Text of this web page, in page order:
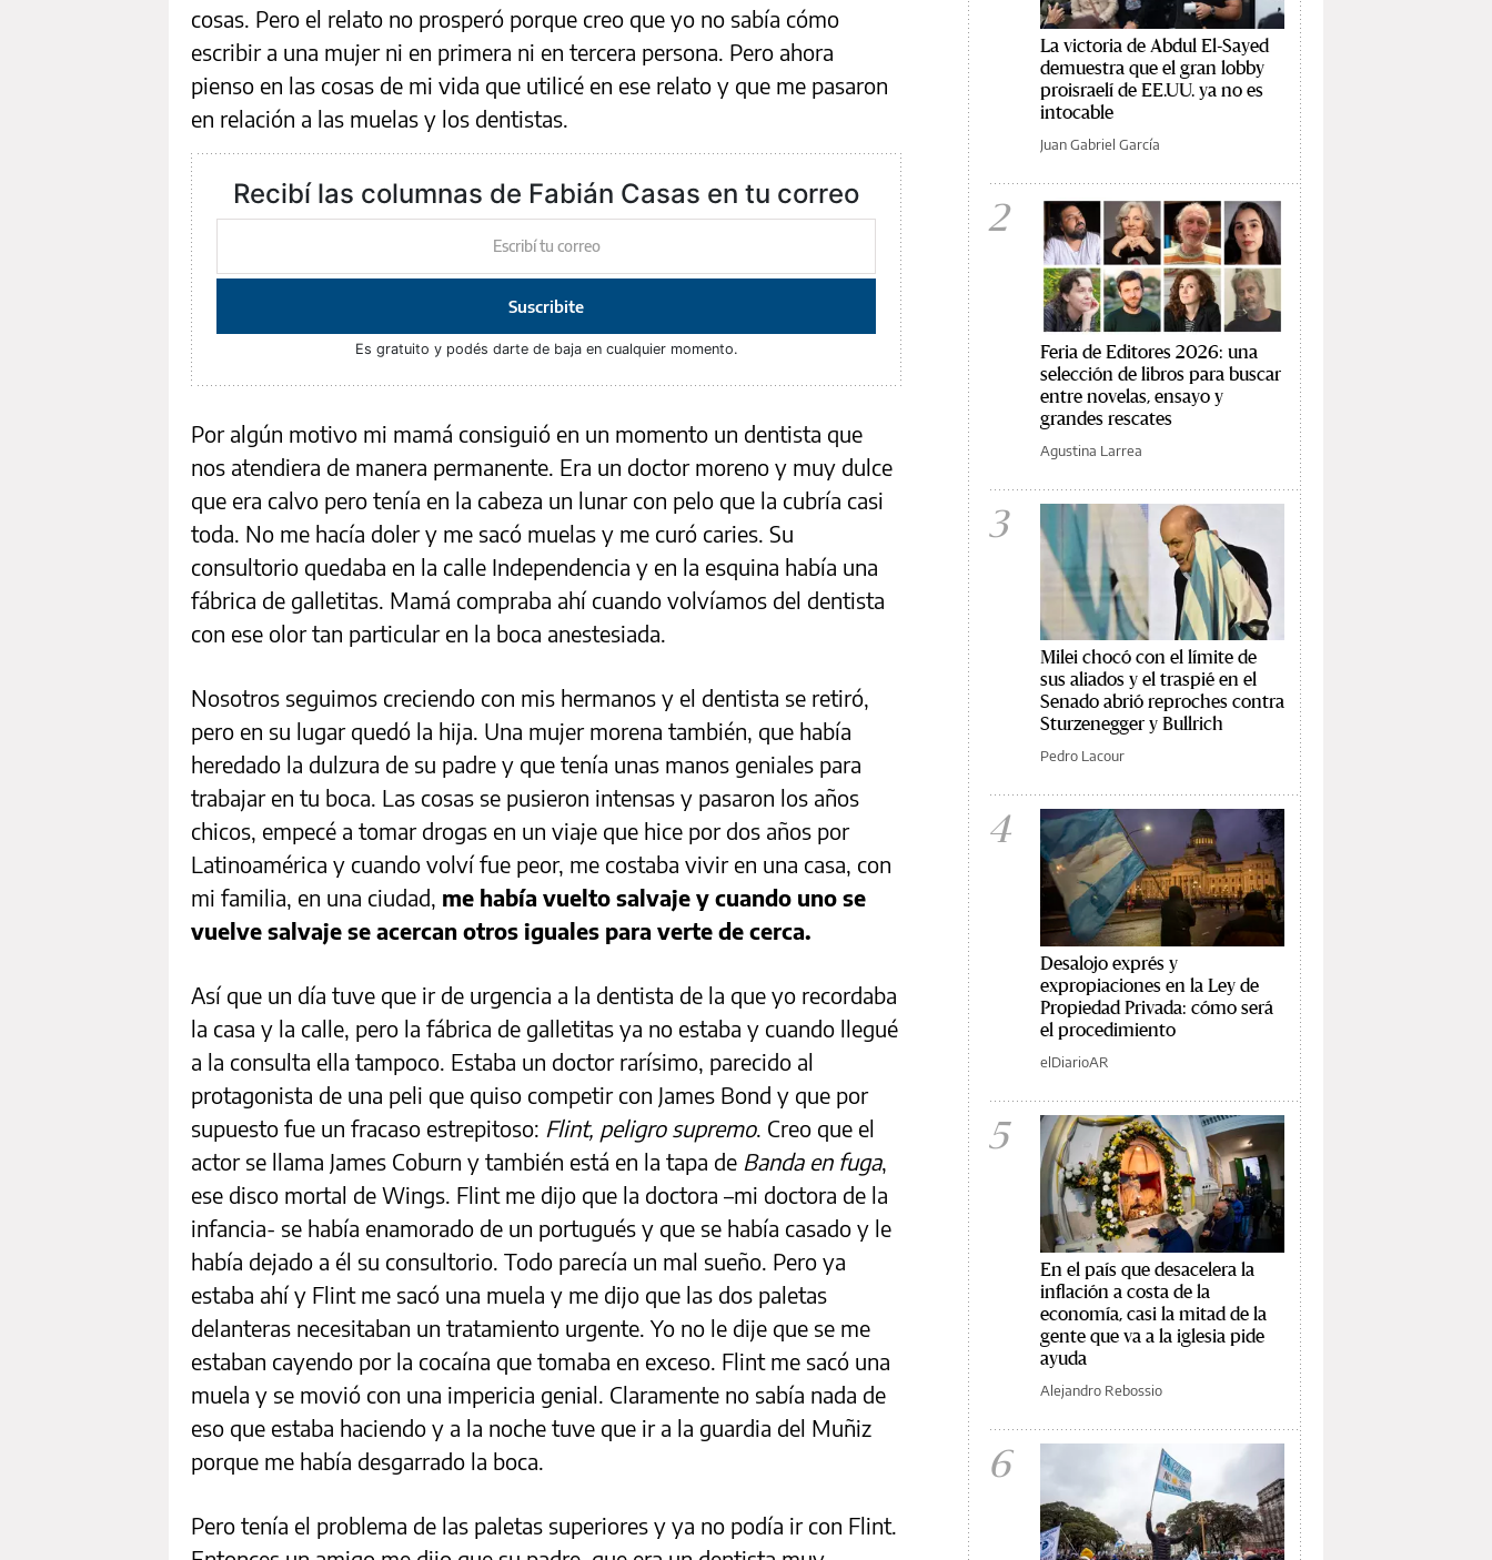
cosas. Pero el relato no prosperó porque creo que yo no sabía cómo
escribir a una mujer ni en primera ni en tercera persona. Pero ahora
pienso en las cosas de mi vida que utilicé en ese relato y que me pasaron
en relación a las muelas y los dentistas.
Recibí las columnas de Fabián Casas en tu correo
Suscribite
Es gratuito y podés darte de baja en cualquier momento.
Por algún motivo mi mamá consiguió en un momento un dentista que
nos atendiera de manera permanente. Era un doctor moreno y muy dulce
que era calvo pero tenía en la cabeza un lunar con pelo que la cubría casi
toda. No me hacía doler y me sacó muelas y me curó caries. Su
consultorio quedaba en la calle Independencia y en la esquina había una
fábrica de galletitas. Mamá compraba ahí cuando volvíamos del dentista
con ese olor tan particular en la boca anestesiada.
Nosotros seguimos creciendo con mis hermanos y el dentista se retiró,
pero en su lugar quedó la hija. Una mujer morena también, que había
heredado la dulzura de su padre y que tenía unas manos geniales para
trabajar en tu boca. Las cosas se pusieron intensas y pasaron los años
chicos, empecé a tomar drogas en un viaje que hice por dos años por
Latinoamérica y cuando volví fue peor, me costaba vivir en una casa, con
mi familia, en una ciudad, me había vuelto salvaje y cuando uno se
vuelve salvaje se acercan otros iguales para verte de cerca.
Así que un día tuve que ir de urgencia a la dentista de la que yo recordaba
la casa y la calle, pero la fábrica de galletitas ya no estaba y cuando llegué
a la consulta ella tampoco. Estaba un doctor rarísimo, parecido al
protagonista de una peli que quiso competir con James Bond y que por
supuesto fue un fracaso estrepitoso: Flint, peligro supremo. Creo que el
actor se llama James Coburn y también está en la tapa de Banda en fuga,
ese disco mortal de Wings. Flint me dijo que la doctora –mi doctora de la
infancia- se había enamorado de un portugués y que se había casado y le
había dejado a él su consultorio. Todo parecía un mal sueño. Pero ya
estaba ahí y Flint me sacó una muela y me dijo que las dos paletas
delanteras necesitaban un tratamiento urgente. Yo no le dije que se me
estaban cayendo por la cocaína que tomaba en exceso. Flint me sacó una
muela y se movió con una impericia genial. Claramente no sabía nada de
eso que estaba haciendo y a la noche tuve que ir a la guardia del Muñiz
porque me había desgarrado la boca.
Pero tenía el problema de las paletas superiores y ya no podía ir con Flint.
La victoria de Abdul El-Sayed
demuestra que el gran lobby
proisraelí de EE.UU. ya no es
intocable
Juan Gabriel García
2
Feria de Editores 2026: una
selección de libros para buscar
entre novelas, ensayo y
grandes rescates
Agustina Larrea
3
Milei chocó con el límite de
sus aliados y el traspié en el
Senado abrió reproches contra
Sturzenegger y Bullrich
Pedro Lacour
4
Desalojo exprés y
expropiaciones en la Ley de
Propiedad Privada: cómo será
el procedimiento
elDiarioAR
5
En el país que desacelera la
inflación a costa de la
economía, casi la mitad de la
gente que va a la iglesia pide
ayuda
Alejandro Rebossio
6